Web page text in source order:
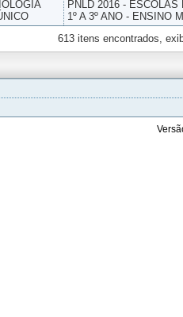
PNLD 2016 -
1º A 3º ANO - ENSINO
613 itens encontrados,